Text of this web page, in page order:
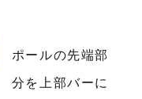
ポールの先端部
分を上部バーに